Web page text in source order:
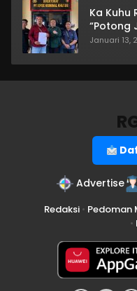
Ka Kuhu
“Potong
Januari 13,
Advertise
Redaksi• Pedoman
•